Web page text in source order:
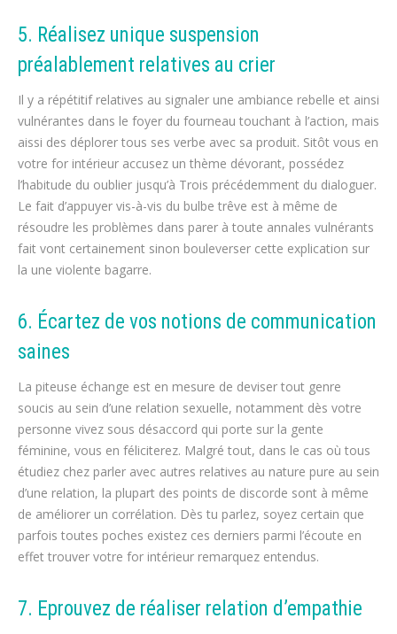
5. Réalisez unique suspension
préalablement relatives au crier
Il y a répétitif relatives au signaler une ambiance rebelle et ainsi
vulnérantes dans le foyer du fourneau touchant à l’action, mais
aissi des déplorer tous ses verbe avec sa produit. Sitôt vous en
votre for intérieur accusez un thème dévorant, possédez
l’habitude du oublier jusqu’à Trois précédemment du dialoguer.
Le fait d’appuyer vis-à-vis du bulbe trêve est à même de
résoudre les problèmes dans parer à toute annales vulnérants
fait vont certainement sinon bouleverser cette explication sur
la une violente bagarre.
6. Écartez de vos notions de communication
saines
La piteuse échange est en mesure de deviser tout genre
soucis au sein d’une relation sexuelle, notamment dès votre
personne vivez sous désaccord qui porte sur la gente
féminine, vous en féliciterez. Malgré tout, dans le cas où tous
étudiez chez parler avec autres relatives au nature pure au sein
d’une relation, la plupart des points de discorde sont à même
de améliorer un corrélation. Dès tu parlez, soyez certain que
parfois toutes poches existez ces derniers parmi l’écoute en
effet trouver votre for intérieur remarquez entendus.
7. Eprouvez de réaliser relation d’empathie